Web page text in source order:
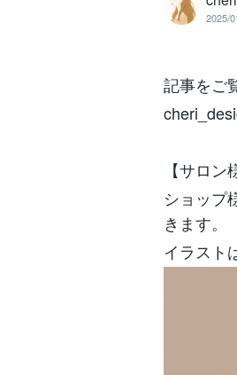
2025/
記事をご
【サロ
ショップ
きます。
イラスト